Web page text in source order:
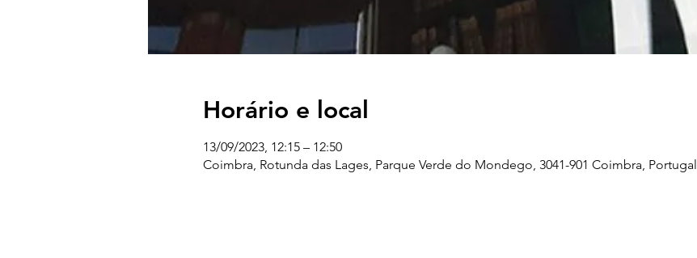
Horário e local
13/09/2023, 12:15 – 12:50
Coimbra, Rotunda das Lages, Parque Verde do Mondego, 3041-901 Coimbra, Portugal